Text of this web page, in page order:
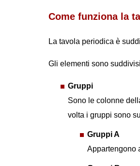
Come funziona la
La tavola periodica è
Gli elementi sono
Gruppi
Sono le colonne
volta i gruppi sono
Gruppi A
Appartengono